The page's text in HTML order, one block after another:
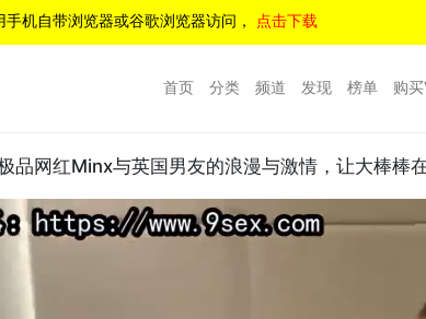
机自带浏览器或谷歌浏览器访问， 点击下载
首页 分类 频道 发现 榜单 购
品网红Minx与英国男友的浪漫与激情，让大棒棒